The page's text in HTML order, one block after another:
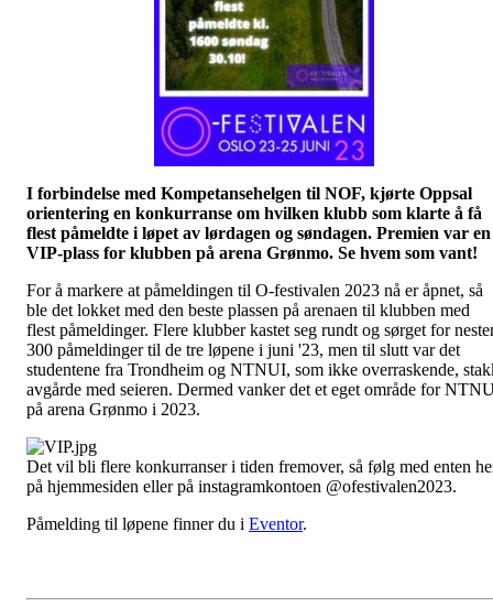
I forbindelse med Kompetansehelgen til NOF, kjørte Oppsal
orientering en konkurranse om hvilken klubb som klarte å få
flest påmeldte i løpet av lørdagen og søndagen. Premien var en
VIP-plass for klubben på arena Grønmo. Se hvem som vant!
For å markere at påmeldingen til O-festivalen 2023 nå er åpnet, så
ble det lokket med den beste plassen på arenaen til klubben med
flest påmeldinger. Flere klubber kastet seg rundt og sørget for
300 påmeldinger til de tre løpene i juni '23, men til slutt var det
studentene fra Trondheim og NTNUI, som ikke overraskende,
avgårde med seieren. Dermed vanker det et eget område for
på arena Grønmo i 2023.
Det vil bli flere konkurranser i tiden fremover, så følg med enten
på hjemmesiden eller på instagramkontoen @ofestivalen2023.
Påmelding til løpene finner du i Eventor.